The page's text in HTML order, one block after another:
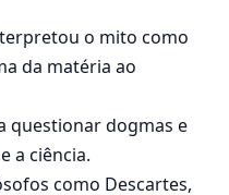
o mito como
da matéria ao
dogmas e
a ciência.
como Descartes,